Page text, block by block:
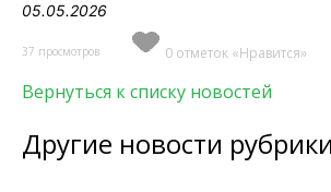
05.05.2026
37 просмотров 0 отметок «Нравится»
Вернуться к списку новостей
Другие новости